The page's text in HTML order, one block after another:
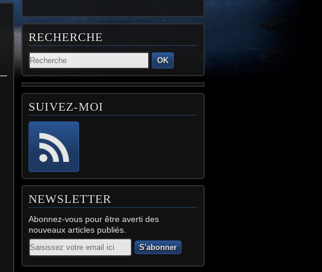
RECHERCHE
OK
SUIVEZ-MOI
NEWSLETTER
Abonnez-vous pour être averti des
nouveaux articles publiés.
Email